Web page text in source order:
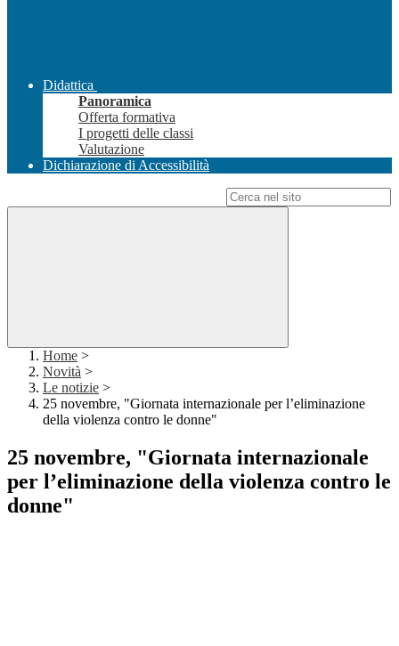
Didattica
Panoramica
Offerta formativa
I progetti delle classi
Valutazione
Dichiarazione di Accessibilità
Home >
Novità >
Le notizie >
25 novembre, "Giornata internazionale per l’eliminazione
della violenza contro le donne"
25 novembre, "Giornata internazionale
per l’eliminazione della violenza contro le
donne"